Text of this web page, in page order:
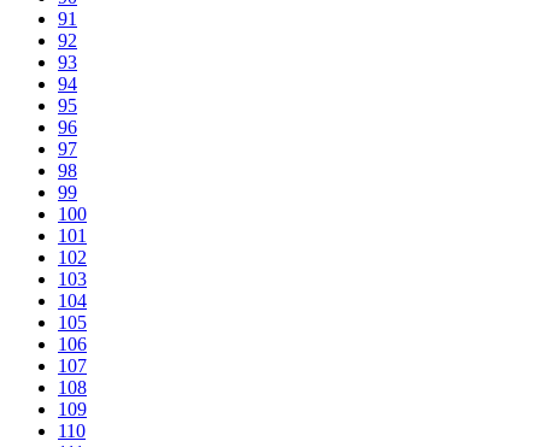
91
92
93
94
95
96
97
98
99
100
101
102
103
104
105
106
107
108
109
110